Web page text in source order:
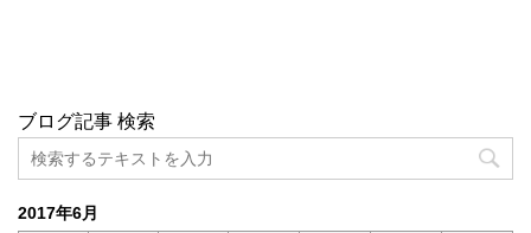
ブログ記事 検索
2017年6月